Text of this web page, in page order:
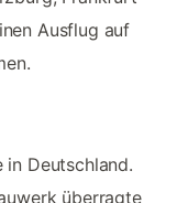
Ausflug auf
Deutschland.
überragte